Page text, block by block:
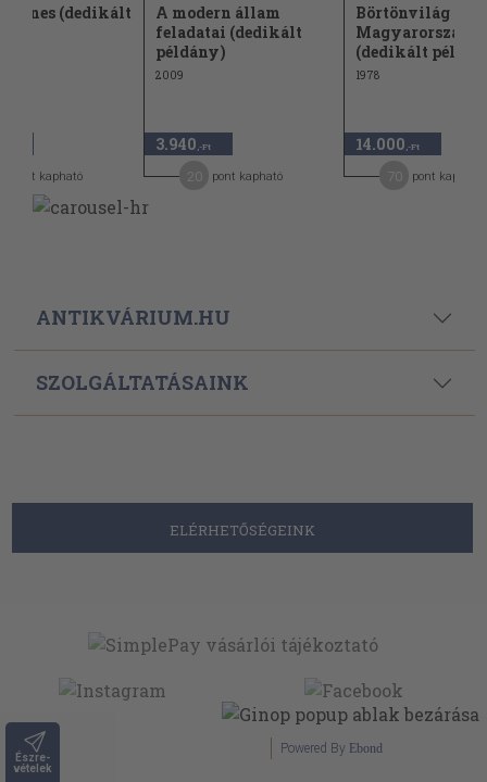
Észre-
vételek
(dedikált
pont kapható
A modern állam
feladatai (dedikált
példány)
2009
3.940 ,-Ft
pont kapható
Börtönvilág
(dedikált
1978
14.000 ,-Ft
pont kapható
ANTIKVÁRIUM.HU
SZOLGÁLTATÁSAINK
ELÉRHETŐSÉGEINK
Powered By Ebond